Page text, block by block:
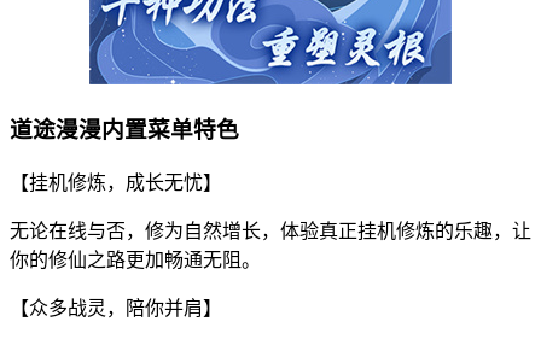
道途漫漫内置菜单特色
【挂机修炼，成长无忧】
无论在线与否，修为自然增长，体验真正挂机修炼的乐趣，让
你的修仙之路更加畅通无阻。
【众多战灵，陪你并肩】